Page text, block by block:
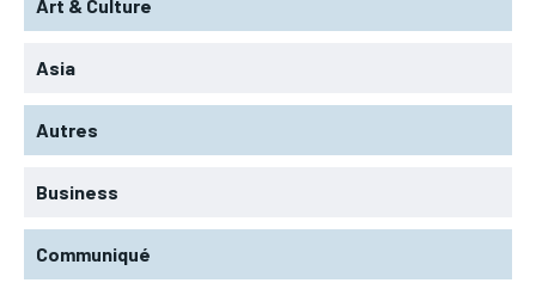
Art & Culture
Asia
Autres
Business
Communiqué